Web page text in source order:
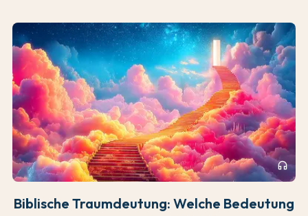
headphones
Biblische Traumdeutung: Welche Bedeutung